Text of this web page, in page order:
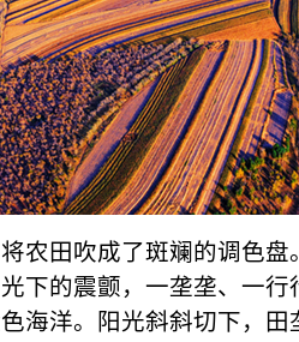
农田吹成了斑斓的调色
下的震颤，一垄垄、一
海洋。阳光斜斜切下，